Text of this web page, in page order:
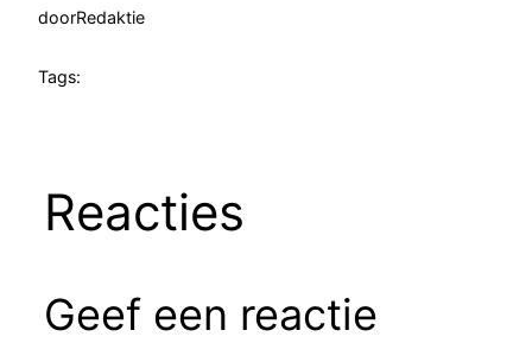
doorRedaktie
Tags:
Reacties
Geef een reactie